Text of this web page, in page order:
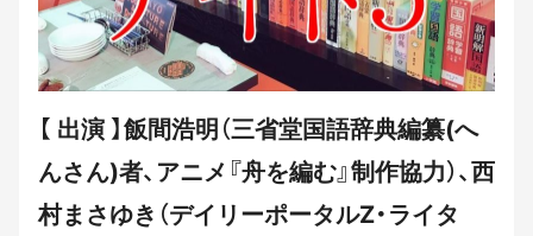
【 出演 】飯間浩明（三省堂国語辞典編纂(へ
んさん)者、アニメ『舟を編む』制作協力）、西
村まさゆき（デイリーポータルZ・ライタ